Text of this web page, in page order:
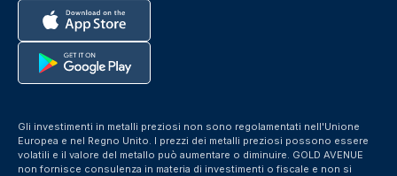
Gli investimenti in metalli preziosi non sono regolamentati nell'Unione
Europea e nel Regno Unito. I prezzi dei metalli preziosi possono essere
volatili e il valore del metallo può aumentare o diminuire. GOLD AVENUE
non fornisce consulenza in materia di investimenti o fiscale e non si